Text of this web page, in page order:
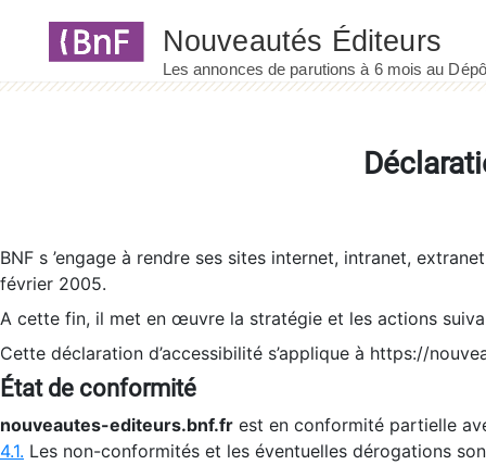
BNF s ’engage à rendre ses sites internet, intranet,
février 2005.
A cette fin, il met en œuvre la stratégie et les actions
Cette déclaration d’accessibilité s’applique à https://
État de conformité
nouveautes-editeurs.bnf.fr est en conformité partielle
4.1. Les non-conformités et les éventuelles dérogations